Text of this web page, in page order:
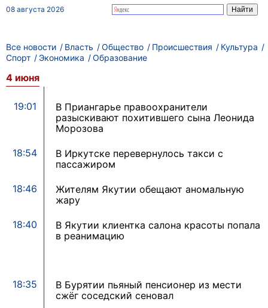
08 августа 2026
Все новости Власть Общество Происшествия
Культура
Спорт
Экономика Образование
4 июня
19:01
В Приангарье правоохранители
разыскивают похитившего сына Леонида
Морозова
18:54
В Иркутске перевернулось такси с
пассажиром
18:46
Жителям Якутии обещают аномальную
жару
18:40
В Якутии клиентка салона красоты попала
в реанимацию
18:35
В Бурятии пьяный пенсионер из мести
сжёг соседский сеновал